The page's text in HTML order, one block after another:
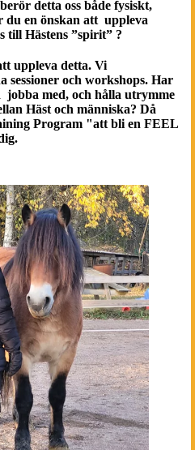
detta oss både fysiskt,
du en önskan att uppleva
till Hästens ”spirit” ?
uppleva detta. Vi
sessioner och workshops. Har
med, och hålla utrymme
Häst och människa? Då
Program "att bli en FEEL